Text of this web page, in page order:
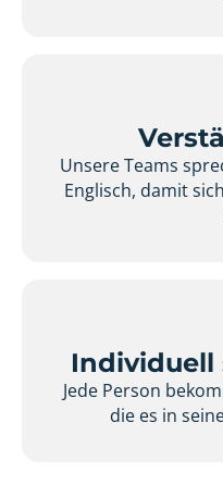
Unsere Teams
Englisch, damit
Individuell
Jede Person
die es in